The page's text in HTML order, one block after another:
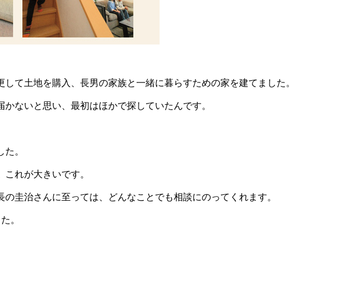
て土地を購入、長男の家族と一緒に暮らすための家を建てました。
ないと思い、最初はほかで探していたんです。
。
れが大きいです。
圭治さんに至っては、どんなことでも相談にのってくれます。
。